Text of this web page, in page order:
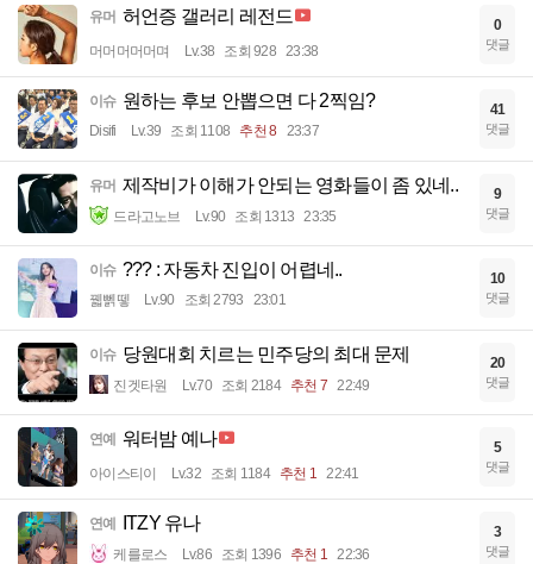
유머 허언증 갤러리 레전드
머머머머머며 Lv.38 조회 928 23:38
0
댓글
이슈 원하는 후보 안뽑으면 다 2찍임?
Disifi Lv.39 조회 1108 추천 8 23:37
41
댓글
유머 제작비가 이해가 안되는 영화들이 좀 있네..
드라고노브 Lv.90 조회 1313 23:35
9
댓글
이슈 ??? : 자동차 진입이 어렵네..
꿻뻵뗗 Lv.90 조회 2793 23:01
10
댓글
이슈 당원대회 치르는 민주당의 최대 문제
진겟타원 Lv.70 조회 2184 추천 7 22:49
20
댓글
연예 워터밤 예나
아이스티이 Lv.32 조회 1184 추천 1 22:41
5
댓글
연예 ITZY 유나
케를로스 Lv.86 조회 1396 추천 1 22:36
3
댓글